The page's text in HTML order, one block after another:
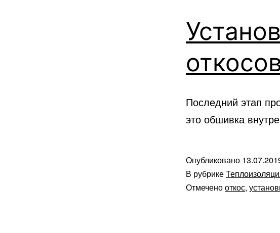
Последний этап
это обшивка
Опубликовано
В рубрике
Отмеченооткос,